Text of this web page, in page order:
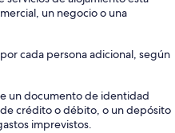
un negocio o una
cada persona adicional, según
un documento de identidad
crédito o débito, o un depósito
imprevistos.